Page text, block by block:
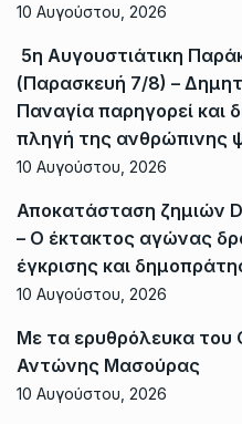
10 Αυγούστου, 2026
5η Αυγουστιάτικη
(Παρασκευή 7/8) –
Παναγία παρηγορεί και
πληγή της ανθρώπινης
10 Αυγούστου, 2026
Αποκατάσταση ζημιών
– Ο έκτακτος αγώνας
έγκρισης και
10 Αυγούστου, 2026
Με τα ερυθρόλευκα του
Αντώνης Μασούρας
10 Αυγούστου, 2026